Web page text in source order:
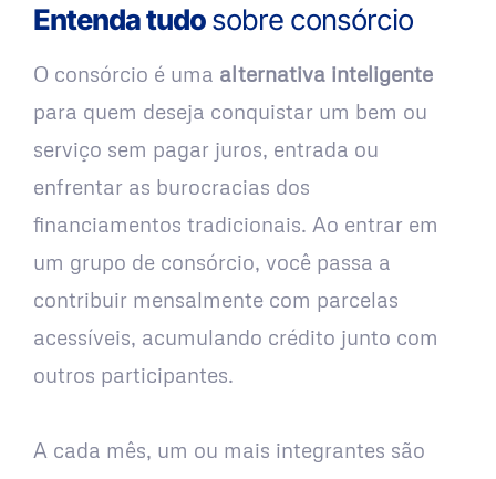
Entenda tudosobre consórcio
O consórcio é uma alternativa inteligente
para quem deseja conquistar um bem ou
serviço sem pagar juros, entrada ou
enfrentar as burocracias dos
financiamentos tradicionais. Ao entrar em
um grupo de consórcio, você passa a
contribuir mensalmente com parcelas
acessíveis, acumulando crédito junto com
outros participantes.
A cada mês, um ou mais integrantes são